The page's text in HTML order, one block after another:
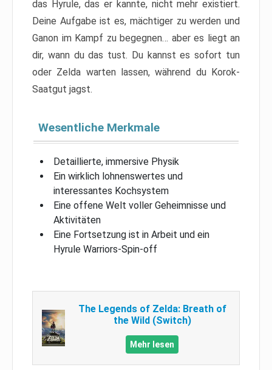
das Hyrule, das er kannte, nicht mehr existiert.
Deine Aufgabe ist es, mächtiger zu werden und
Ganon im Kampf zu begegnen… aber es liegt an
dir, wann du das tust. Du kannst es sofort tun
oder Zelda warten lassen, während du Korok-
Saatgut jagst.
Wesentliche Merkmale
Detaillierte, immersive Physik
Ein wirklich lohnenswertes und
interessantes Kochsystem
Eine offene Welt voller Geheimnisse und
Aktivitäten
Eine Fortsetzung ist in Arbeit und ein
Hyrule Warriors-Spin-off
The Legends of Zelda: Breath of
the Wild (Switch)
Mehr lesen